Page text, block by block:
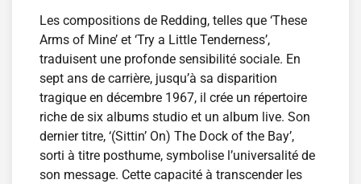
Les compositions de Redding, telles que ‘These
Arms of Mine’ et ‘Try a Little Tenderness’,
traduisent une profonde sensibilité sociale. En
sept ans de carrière, jusqu’à sa disparition
tragique en décembre 1967, il crée un répertoire
riche de six albums studio et un album live. Son
dernier titre, ‘(Sittin’ On) The Dock of the Bay’,
sorti à titre posthume, symbolise l’universalité de
son message. Cette capacité à transcender les